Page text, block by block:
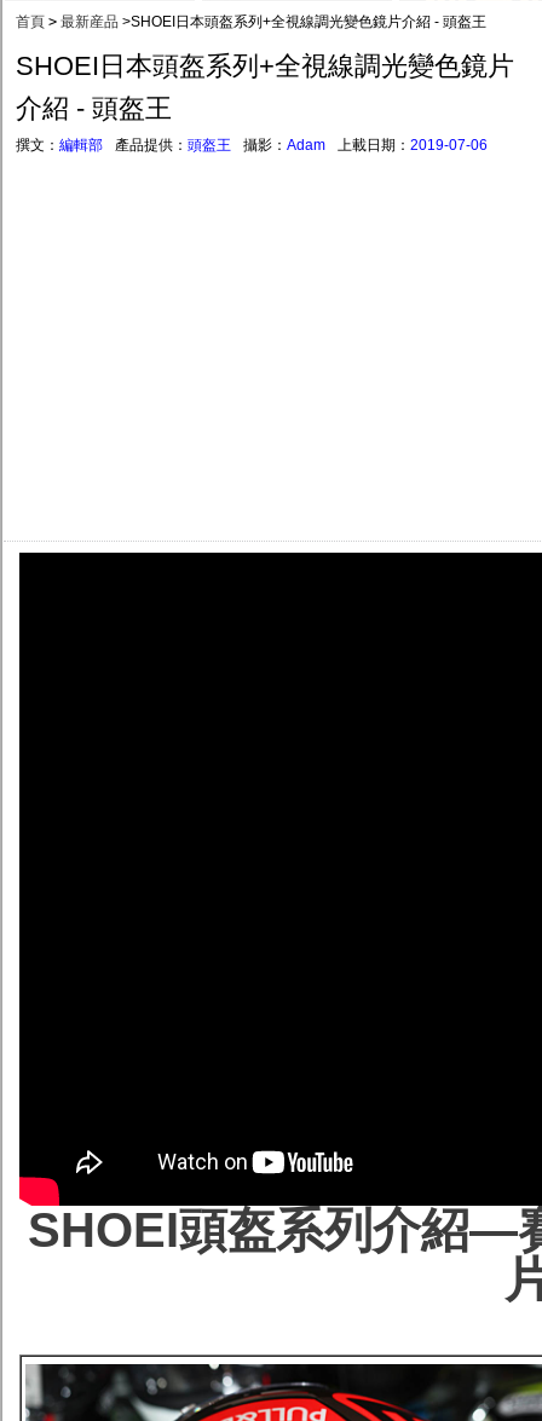
首頁 > 最新産品 >SHOEI日本頭盔系列+全視線調光變色鏡片介紹 - 頭盔王
SHOEI日本頭盔系列+全視線調光變色鏡片
介紹 - 頭盔王
撰文： 編輯部 產品提供： 頭盔王 攝影： Adam 上載日期： 2019-07-06
SHOEI頭盔系列介紹—